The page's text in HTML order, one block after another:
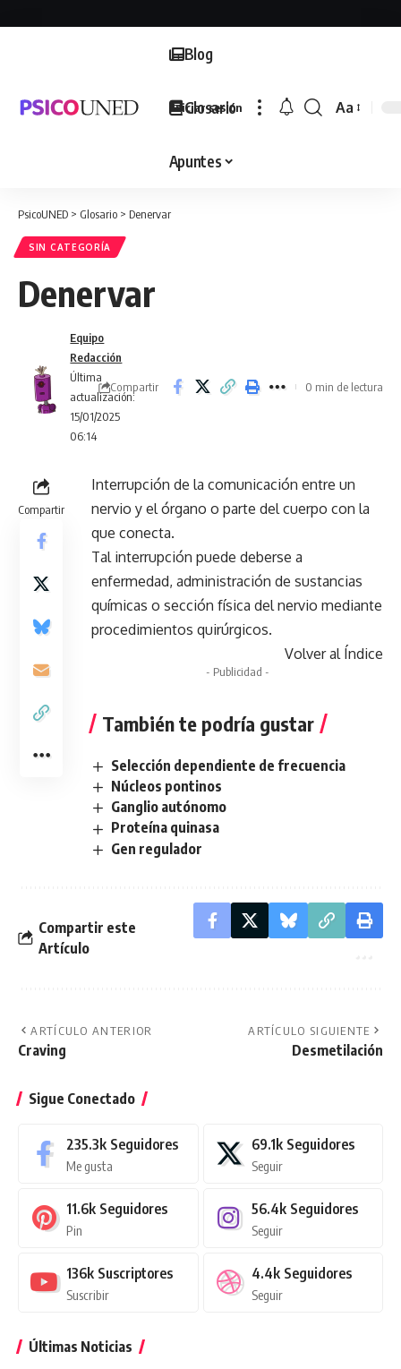
Blog
Glosario
Apuntes
Iniciar sesión
Font
Aa
PsicoUNED > Glosario > Denervar
SIN CATEGORÍA
Denervar
Última
actualización:
15/01/2025
06:14
Equipo
Redacción
Compartir 0 min de lectura
Compartir
Interrupción de la comunicación entre un
nervio y el órgano o parte del cuerpo con la
que conecta.
Tal interrupción puede deberse a
enfermedad, administración de sustancias
químicas o sección física del nervio mediante
procedimientos quirúrgicos.
Volver al Índice
- Publicidad -
También te podría gustar
Selección dependiente de frecuencia
Núcleos pontinos
Ganglio autónomo
Proteína quinasa
Gen regulador
Compartir este
Artículo
ARTÍCULO ANTERIOR
Craving
ARTÍCULO SIGUIENTE
Desmetilación
Sigue Conectado
235.3k Seguidores
Me gusta
69.1k Seguidores
Seguir
11.6k Seguidores
Pin
56.4k Seguidores
Seguir
136k Suscriptores
Suscribir
4.4k Seguidores
Seguir
Últimas Noticias